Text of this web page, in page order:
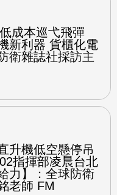
成本巡弋飛彈
新利器 貨櫃化電
衛雜誌社採訪主
升機低空懸停吊
指揮部凌晨台北
力】：全球防衛
老師 FM